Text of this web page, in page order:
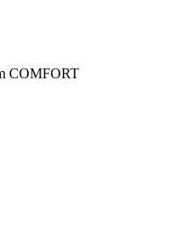
COMFORT